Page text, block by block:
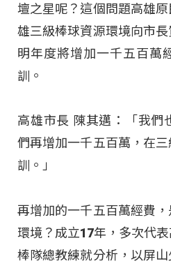
壇之星呢？這個問題高雄
雄三級棒球資源環境向市長
明年度將增加一千五百萬
訓。
高雄市長 陳其邁：「我們
們再增加一千五百萬，在
訓。」
再增加的一千五百萬經費
環境？成立17年，多次代
棒隊總教練就分析，以屏